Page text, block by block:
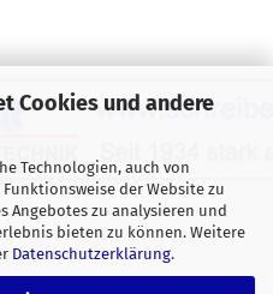
Cookies und andere
Technologien, auch von
der Website zu
Angebotes zu analysieren und
bieten zu können. Weitere
Datenschutzerklärung.
der gesetzlichen
soweit nicht anders